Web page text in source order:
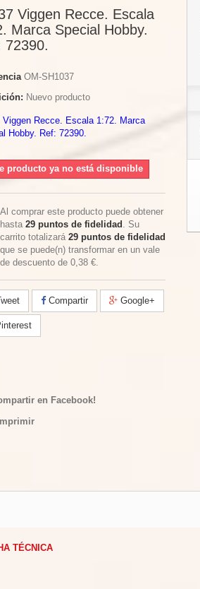
Viggen Recce. Escala
Marca Special Hobby.
72390.
OM-SH1037
Nuevo producto
Viggen Recce. Escala 1:72. Marca
Hobby. Ref: 72390.
producto ya no está disponible
Al comprar este producto puede obtener
hasta 29 puntos de fidelidad . Su
carrito totalizará 29 puntos de fidelidad
que se puede(n) transformar en un vale
de descuento de 0,38 €.
Compartir Google+
en Facebook!
Imprimir
TÉCNICA